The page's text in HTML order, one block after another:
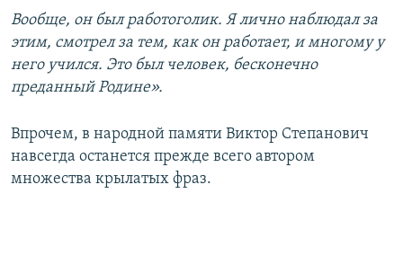
Вообще, он был работоголик. Я лично наблюдал за
этим, смотрел за тем, как он работает, и многому у
него учился. Это был человек, бесконечно
преданный Родине».
Впрочем, в народной памяти Виктор Степанович
навсегда останется прежде всего автором
множества крылатых фраз.